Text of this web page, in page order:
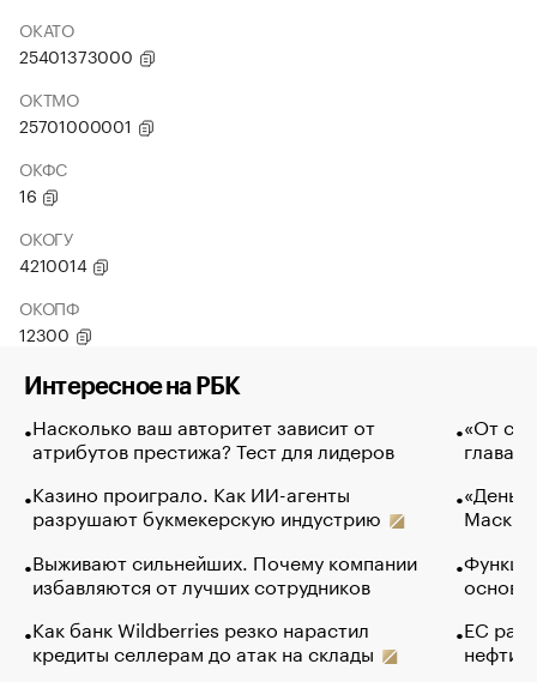
ОКАТО
25401373000
ОКТМО
25701000001
ОКФС
16
ОКОГУ
4210014
ОКОПФ
12300
Интересное на РБК
Насколько ваш авторитет зависит от
атрибутов престижа? Тест для лидеров
Казино проиграло. Как ИИ-агенты
разрушают букмекерскую индустрию
Выживают сильнейших. Почему компании
избавляются от лучших сотрудников
Как банк Wildberries резко нарастил
кредиты селлерам до атак на склады
«От
глава
Маск в
основ
ЕС
нефти